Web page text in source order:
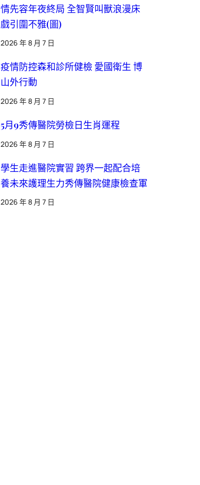
情先容年夜終局 全智賢叫獸浪漫床
戲引圍不雅(圖)
2026 年 8 月 7 日
疫情防控森和診所健檢 愛國衛生 博
山外行動
2026 年 8 月 7 日
5月9秀傳醫院勞檢日生肖運程
2026 年 8 月 7 日
學生走進醫院實習 跨界一起配合培
養未來護理生力秀傳醫院健康檢查軍
2026 年 8 月 7 日